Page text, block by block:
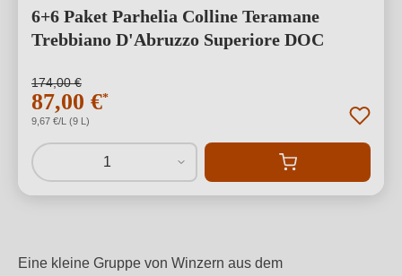
6+6 Paket Parhelia Colline Teramane
Trebbiano D'Abruzzo Superiore DOC
174,00 €
87,00 €*
9,67 €/L (9 L)
1
Eine kleine Gruppe von Winzern aus dem